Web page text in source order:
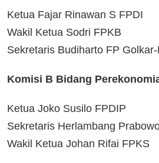
Ketua Fajar Rinawan S FPDI
Wakil Ketua Sodri FPKB
Sekretaris Budiharto FP
Komisi B Bidang
Ketua Joko Susilo FPDIP
Sekretaris Herlambang
Wakil Ketua Johan Rifai FPKS